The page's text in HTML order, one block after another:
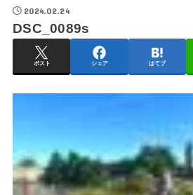
2024.02.24
DSC_0089s
ポスト シェア はてブ